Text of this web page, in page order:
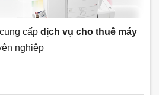
cấp dịch vụ cho thuê máy
nghiệp